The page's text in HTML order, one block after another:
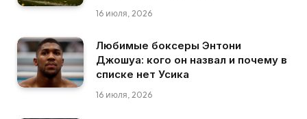
16 июля, 2026
Любимые боксеры Энтони
Джошуа: кого он назвал и почему в
списке нет Усика
16 июля, 2026